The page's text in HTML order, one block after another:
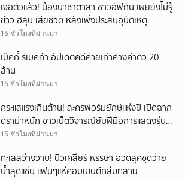
เจอตัวแล้ว! น้องนาซาตาลา ชาวอัฟกัน เผยยังไม่รู้
ข่าว ฮลุน เสียชีวิต หลังเพิ่งประสบอุบัติเหตุ
15 ชั่วโมงที่ผ่านมา
เบ็คกี้ รีเบคก้า อัปเดตคดีค่ายเก่าค้างค่าตัว 20
ล้าน
15 ชั่วโมงที่ผ่านมา
กระแสแรงเกินต้าน! ละครฟอร์มยักษ์แห่งปี เปิดฉาก
ดราม่าหนัก ชาวเน็ตวิจารณ์ยับฝีมือการแสดงรุ่น
ใหม่เทียบรุ่นใหญ่
15 ชั่วโมงที่ผ่านมา
ทะเลสว่างวาบ! นิวเคลียร์ หรรษา อวดลุคชุดว่าย
น้ำสุดแซ่บ แฟนๆแห่คอมเมนต์ถล่มทลาย